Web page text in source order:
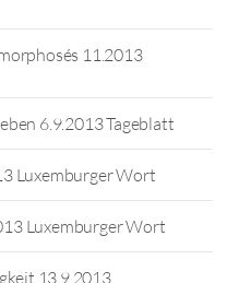
11.2013
6.9.2013 Tageblatt
Luxemburger Wort
Luxemburger Wort
13.9.2013